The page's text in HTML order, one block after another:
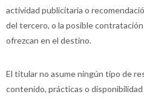
actividad publicitaria o
del tercero, o la posible
ofrezcan en el destino.
El titular no asume ningún tipo de
contenido, prácticas o